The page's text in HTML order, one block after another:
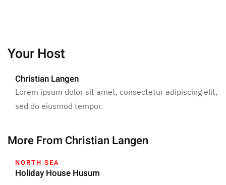
Your Host
Christian Langen
Lorem ipsum dolor sit amet, consectetur adipiscing elit,
sed do eiusmod tempor.
More From Christian Langen
NORTH SEA
Holiday House Husum